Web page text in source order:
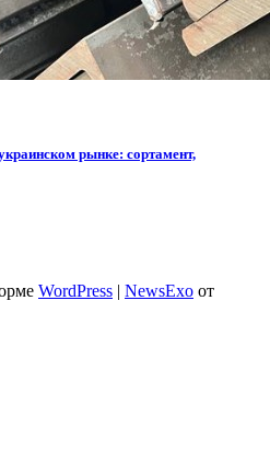
рынке: сортамент,
WordPress NewsExo от